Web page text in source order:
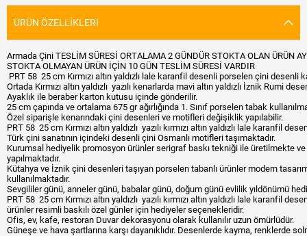
ÜRÜN ÖZELLIKLERI
Armada Çini TESLİM SÜRESİ ORTALAMA 2 GÜNDÜR STOKTA OLAN ÜRÜN
STOKTA OLMAYAN ÜRÜN İÇİN 10 GÜN TESLİM SÜRESİ VARDIR
PRT 58 25 cm Kırmızı altın yaldızlı lale karanfil desenli porselen çini desenli
Ortada Kırmızı altın yaldızlı yazılı kenarlarda mavi altın yaldızlı İznik Rumi
Ayaklık ile beraber karton kutusu içinde gönderilir.
25 cm çapında ve ortalama 675 gr ağırlığında 1. Sınıf porselen tabak
Özel siparişle kenarındaki çini desenleri ve motifleri değişiklik yapılabilir.
PRT 58 25 cm Kırmızı altın yaldızlı yazılı kırmızı altın yaldızlı lale
Türk çini sanatının içindeki desenli çini Osmanlı motifleri taşımaktadır.
Kurumsal hediyelik promosyon ürünler serigraf baskı tekniği ile üretilmekte
yapılmaktadır.
Kütahya ve İznik çini desenleri taşıyan porselen tabanlı ürünler modern
kullanılmaktadır.
Sevgililer günü, anneler günü, babalar günü, doğum günü evlilik yıldönümü
PRT 58 25 cm Kırmızı altın yaldızlı yazılı kırmızı altın yaldızlı lale
ürünler resimli baskılı özel günler için hediyeler seçenekleridir.
Ofis, ev, kafe, restoran Duvar dekorasyonu olarak kullanılır uzun ömürlüdür.
Güneşe ve hava şartlarına karşı dayanıklıdır. Desenlerde kayma, renklerde